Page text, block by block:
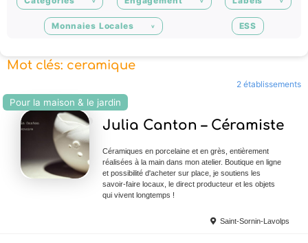
Monnaies Locales ESS
Mot clés: ceramique
2 établissements
Pour la maison & le jardin
Julia Canton – Céramiste
Céramiques en porcelaine et en grès, entièrement
réalisées à la main dans mon atelier. Boutique en ligne
et possibilité d'acheter sur place, je soutiens les
savoir-faire locaux, le direct producteur et les objets
qui vivent longtemps !
Saint-Sornin-Lavolps